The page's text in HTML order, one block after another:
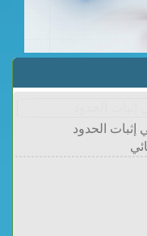
إثبات الحدود